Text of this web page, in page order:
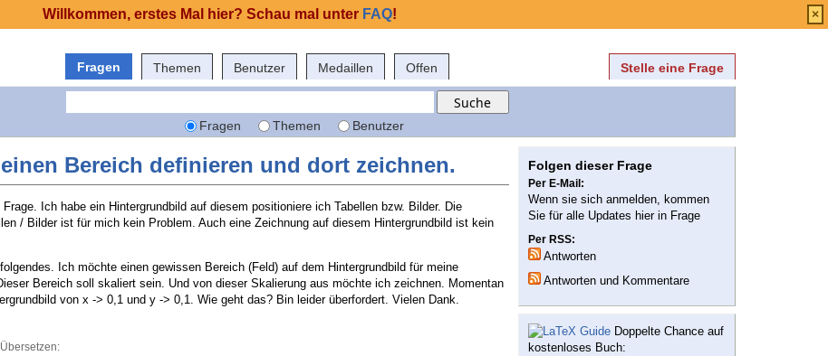
Fragen Themen Benutzer Medaillen Offen Stelle eine Frage
Fragen Themen Benutzer
Bereich definieren und dort zeichnen.
Ich habe ein Hintergrundbild auf diesem positioniere ich Tabellen bzw. Bilder. Die
/ Bilder ist für mich kein Problem. Auch eine Zeichnung auf diesem Hintergrundbild ist kein
Ich möchte einen gewissen Bereich (Feld) auf dem Hintergrundbild für meine
Bereich soll skaliert sein. Und von dieser Skalierung aus möchte ich zeichnen. Momentan
von x -> 0,1 und y -> 0,1. Wie geht das? Bin leider überfordert. Vielen Dank.
Folgen dieser Frage
Per E-Mail:
Wenn sie sich anmelden, kommen
Sie für alle Updates hier in Frage
Per RSS:
Antworten
Antworten und Kommentare
Doppelte Chance auf
kostenloses Buch:
Willkommen, erstes Mal hier? Schau mal unter FAQ! ×